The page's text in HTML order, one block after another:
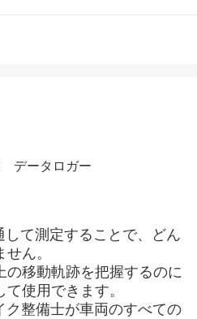
データロガー
て測定することで、どん
ん。
の移動軌跡を把握するのに
使用できます。
ク整備士が車両のすべての